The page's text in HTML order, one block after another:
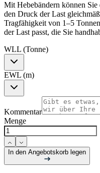
Mit Hebebändern können
den Druck der Last
Tragfähigkeit von 1–5
der Last passt, die Sie
WLL (Tonne)
EWL (m)
Kommentar
Menge
In den Angebotskorb legen